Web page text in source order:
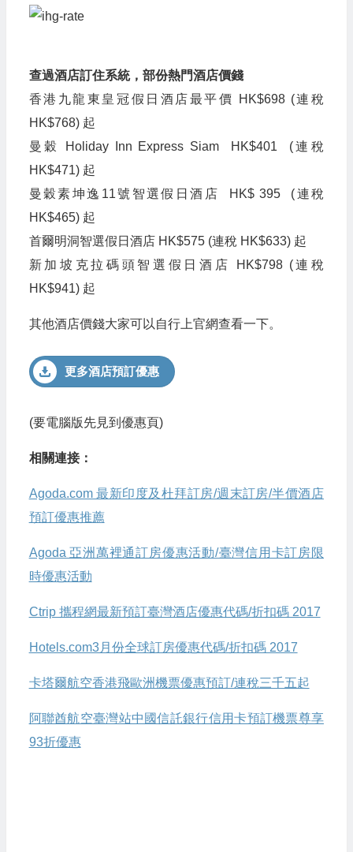
查過酒店訂住系統，部份熱門酒店價錢
香港九龍東皇冠假日酒店最平價 HK$698 (連稅
HK$768) 起
曼穀
Holiday Inn Express Siam HK$401 (連稅
HK$471) 起
曼穀素坤逸11號智選假日酒店
HK$ 395 (連稅
HK$465) 起
首爾明洞智選假日酒店 HK$575 (連稅 HK$633) 起
新加坡克拉碼頭智選假日酒店 HK$798 (連稅
HK$941) 起
其他酒店價錢大家可以自行上官網查看一下。
更多酒店預訂優惠
(要電腦版先見到優惠頁)
相關連接：
Agoda.com 最新印度及杜拜訂房/週末訂房/半價酒店
預訂優惠推薦
Agoda 亞洲萬裡通訂房優惠活動/臺灣信用卡訂房限
時優惠活動
Ctrip 攜程網最新預訂臺灣酒店優惠代碼/折扣碼 2017
Hotels.com3月份全球訂房優惠代碼/折扣碼 2017
卡塔爾航空香港飛歐洲機票優惠預訂/連稅三千五起
阿聯酋航空臺灣站中國信託銀行信用卡預訂機票尊享
93折優惠